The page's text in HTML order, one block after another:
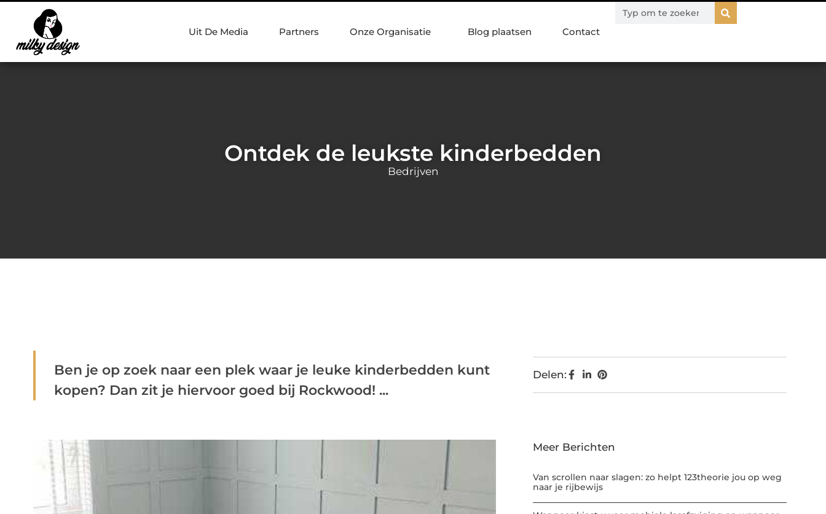
Uit De Media Partners Onze Organisatie Blog plaatsen Contact
Ontdek de leukste kinderbedden
Bedrijven
Ben je op zoek naar een plek waar je leuke kinderbedden kunt
kopen? Dan zit je hiervoor goed bij Rockwood! ...
Delen:
Meer Berichten
Van scrollen naar slagen: zo helpt 123theorie jou op weg
naar je rijbewijs